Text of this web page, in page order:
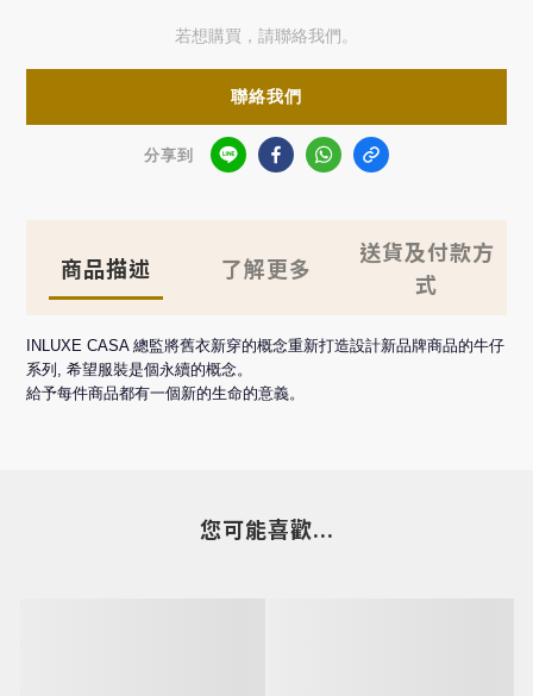
若想購買，請聯絡我們。
聯絡我們
分享到
商品描述 了解更多
送貨及付款方
式
INLUXE CASA 總監將舊衣新穿的概念重新打造設計新品牌商品的牛仔
系列, 希望服裝是個永續的概念。
給予每件商品都有一個新的生命的意義。
您可能喜歡...